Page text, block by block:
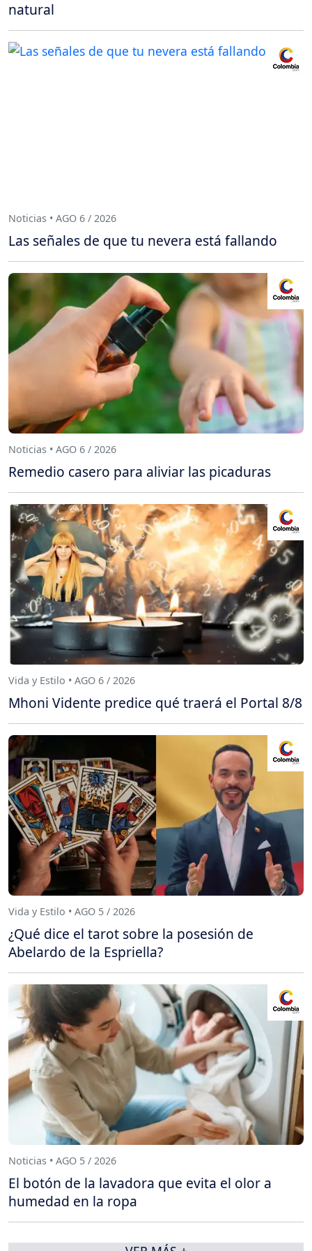
natural
Noticias • AGO 6 / 2026
Las señales de que tu nevera está fallando
Noticias • AGO 6 / 2026
Remedio casero para aliviar las picaduras
Vida y Estilo • AGO 6 / 2026
Mhoni Vidente predice qué traerá el Portal 8/8
Vida y Estilo • AGO 5 / 2026
¿Qué dice el tarot sobre la posesión de
Abelardo de la Espriella?
Noticias • AGO 5 / 2026
El botón de la lavadora que evita el olor a
humedad en la ropa